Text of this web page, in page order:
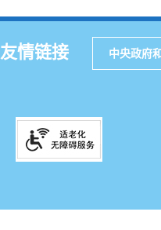
友情链接 中央政府